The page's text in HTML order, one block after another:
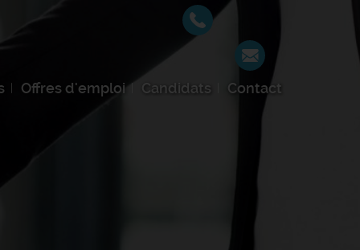
Offres d'emploi Candidats Contact